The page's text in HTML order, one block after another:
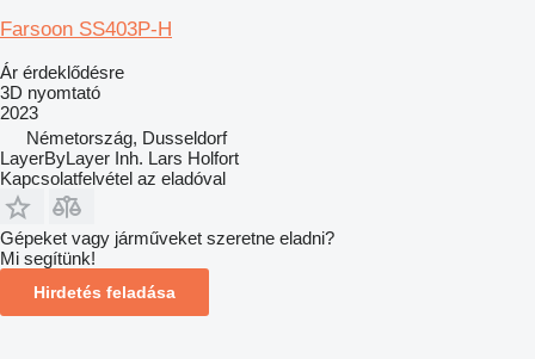
Farsoon SS403P-H
Ár érdeklődésre
3D nyomtató
2023
Németország, Dusseldorf
LayerByLayer Inh. Lars Holfort
Kapcsolatfelvétel az eladóval
Gépeket vagy járműveket szeretne eladni?
Mi segítünk!
Hirdetés feladása